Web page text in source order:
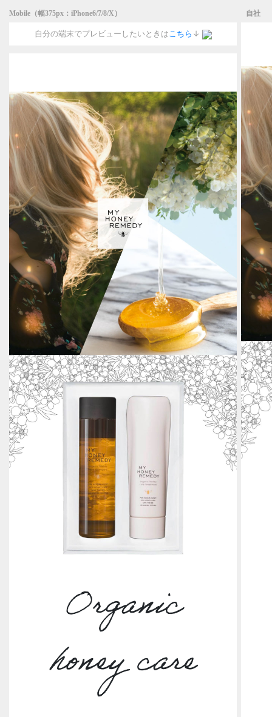
Mobile（幅375px：iPhone6/7/8/X）
自分の端末でプレビューしたいときはこちら ↓
Organic
honey care
自社